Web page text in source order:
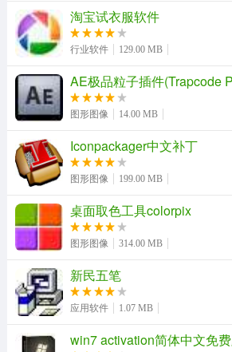
格式（
并且将它们保存为标准的iso格式文件。
光盘刻录大师
操作简单，功能强大的刻录软件，不
光盘备份与复制、影碟光盘制作、音
能，更配有音视频格式转换、音视频
提取等多种媒体功能。
nero2018
相比同样出色的刻录软件ones刻录软
配制自动寻找刻录速度，而ones还得
刻录软件修改版功能强大，文件也大。
完全支持高清视频，包括高清光盘视
淘宝试衣服软件
行业软件 129.00 MB
AE极品粒子插件(Trapcode
图形图像 14.00 MB
Iconpackager中文补丁
图形图像 199.00 MB
桌面取色工具colorpix
图形图像 314.00 MB
新民五笔
应用软件 1.07 MB
win7 activation简体中文免